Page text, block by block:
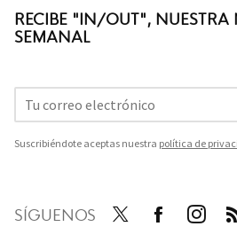
RECIBE "IN/OUT", NUESTRA
SEMANAL
Suscribiéndote aceptas nuestra política de
SÍGUENOS